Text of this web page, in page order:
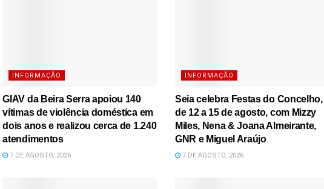
INFORMAÇÃO
GIAV da Beira Serra apoiou 140
vítimas de violência doméstica em
dois anos e realizou cerca de 1.240
atendimentos
7 DE AGOSTO, 2026
INFORMAÇÃO
Seia celebra Festas do Concelho,
de 12 a 15 de agosto, com Mizzy
Miles, Nena & Joana Almeirante,
GNR e Miguel Araújo
7 DE AGOSTO, 2026